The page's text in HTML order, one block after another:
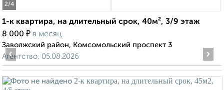
2/4
1-к квартира, на длительный срок, 40м², 3/9 этаж
8 000 ₽ в месяц
Заволжский район, Комсомольский проспект 3
Агентство, 05.08.2026
‹ ›